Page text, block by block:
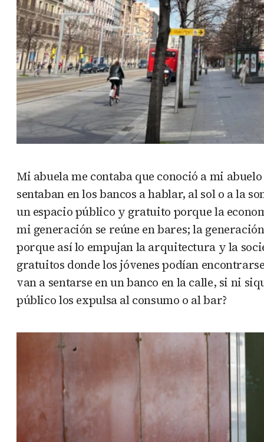
Mi abuela me contaba que conoció a mi
sentaban en los bancos a hablar, al sol o a la
un espacio público y gratuito porque la
mi generación se reúne en bares; la
porque así lo empujan la arquitectura y la
gratuitos donde los jóvenes podían
van a sentarse en un banco en la calle, si ni
público los expulsa al consumo o al bar?